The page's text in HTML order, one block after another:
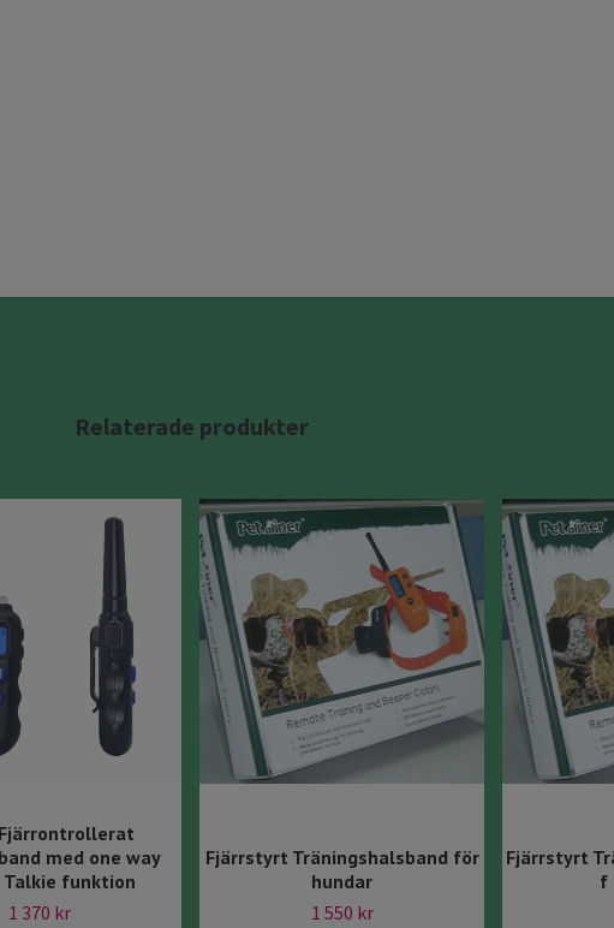
med one way
Talkie funktion
1 370 kr
Fjärrstyrt Träningshalsband för
hundar
1 550 kr
Fjärrstyrt
f